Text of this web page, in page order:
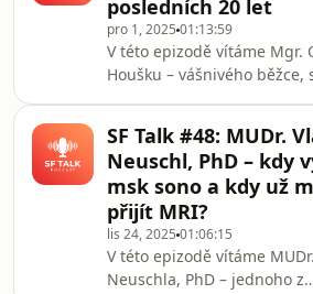
ambulance a pracuje s
pestrou klientelou – od
neurologických pacientů
kojenců až po vrcholové
například účastníky Rally
přístup zdůrazňuje profesní
vědo
posledních 20 let
pro 1, 2025 01:13:59
V této epizodě vítáme Mgr.
Houšku – vášnivého běžce,
středověku“ k pár
nebáli mluvit o silovém
zátěžových strategiích a
tradičních konceptů. Ondra
dlouhodobě věnuje
tendinopatií, objektivnímu
praktickému zavádění
SF Talk #48: MUDr.
Neuschl, PhD – kdy
msk sono a kdy už
přijít MRI?
lis 24, 2025 01:06:15
V této epizodě vítáme
Neuschla, PhD – jednoho z